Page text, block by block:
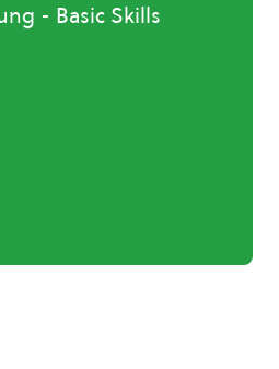
- Basic Skills